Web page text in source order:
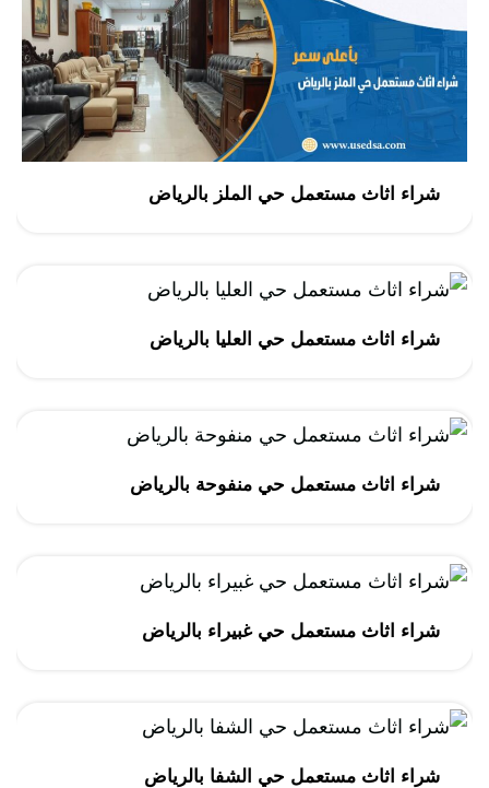
شراء اثاث مستعمل حي الملز بالرياض
شراء اثاث مستعمل حي العليا بالرياض
شراء اثاث مستعمل حي منفوحة بالرياض
شراء اثاث مستعمل حي غبيراء بالرياض
شراء اثاث مستعمل حي الشفا بالرياض